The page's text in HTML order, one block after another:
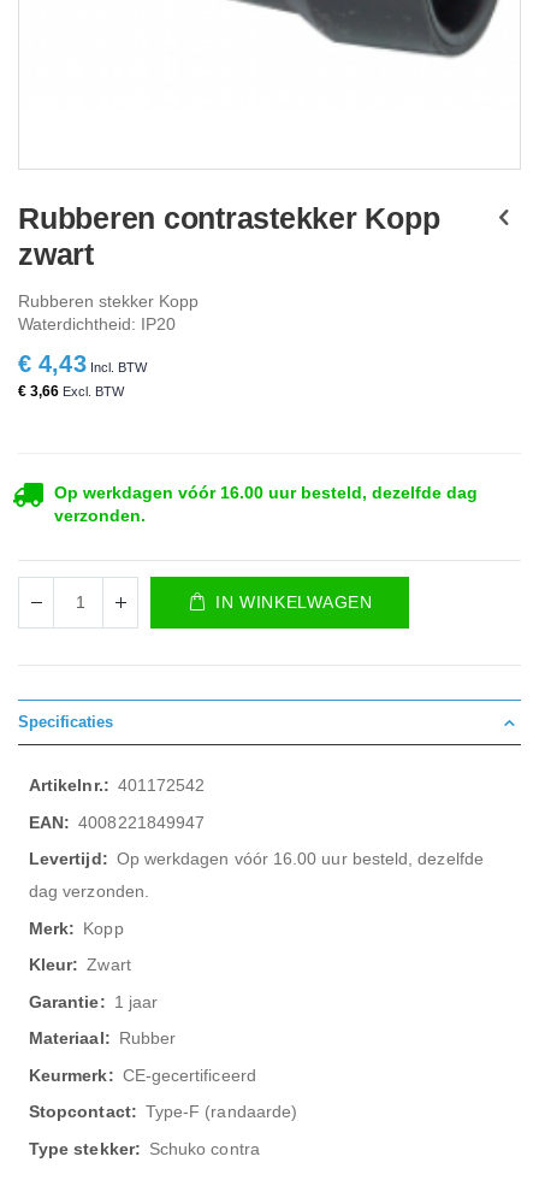
naar
het
begin
de
afbeeldingen-
Rubberen contrastekker Kopp
zwart
Rubberen stekker Kopp
Waterdichtheid: IP20
€ 4,43
€ 3,66
Op werkdagen vóór 16.00 uur besteld, dezelfde dag
verzonden.
IN WINKELWAGEN
Specificaties
Meer
informatie
401172542
4008221849947
Op werkdagen vóór 16.00 uur besteld, dezelfde
dag verzonden.
Kopp
Zwart
1 jaar
Rubber
CE-gecertificeerd
Type-F (randaarde)
Schuko contra